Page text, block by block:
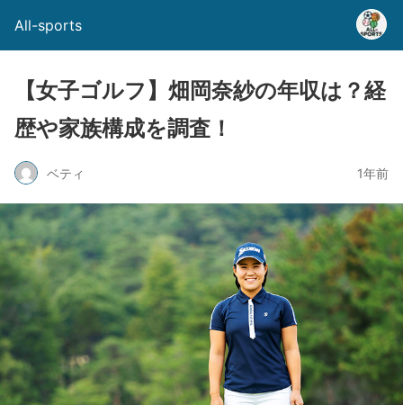
All-sports
【女子ゴルフ】畑岡奈紗の年収は？経
歴や家族構成を調査！
ベティ 1年前